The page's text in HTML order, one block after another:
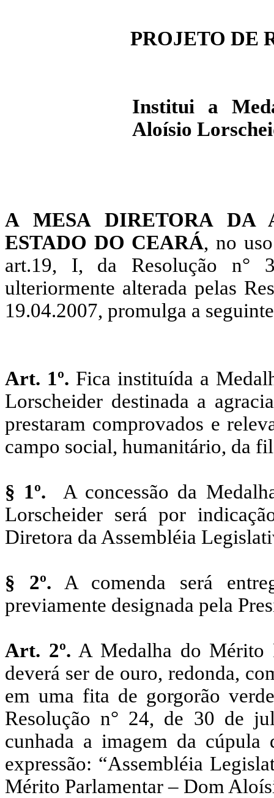
PROJETO DE
Institui a
Aloísio
A MESA DIRETORA DA
ESTADO DO CEARÁ, no
art.19, I, da Resolução n°
ulteriormente alterada pelas
19.04.2007, promulga a
Art. 1º. Fica instituída a
Lorscheider destinada a
prestaram comprovados e
campo social, humanitário, da
§ 1º.
A concessão da
Lorscheider será por
Diretora da Assembléia
§ 2º. A comenda será
previamente designada pela
Art. 2º. A Medalha do Mérito
deverá ser de ouro, redonda,
em uma fita de gorgorão
Resolução n° 24, de 30 de
cunhada a imagem da
expressão: “Assembléia
Mérito Parlamentar – Dom